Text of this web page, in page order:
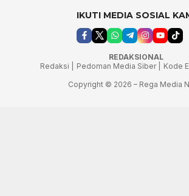
IKUTI MEDIA SOSIAL
REDAKSIONAL
Redaksi |
Pedoman Media Siber |
Kode
Copyright © 2026 – Rega Media